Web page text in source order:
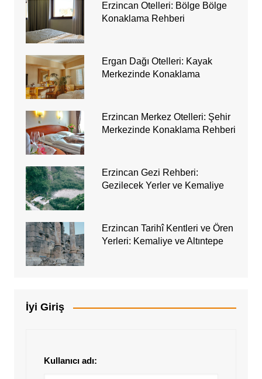
Erzincan Otelleri: Bölge Bölge
Konaklama Rehberi
Ergan Dağı Otelleri: Kayak
Merkezinde Konaklama
Erzincan Merkez Otelleri: Şehir
Merkezinde Konaklama Rehberi
Erzincan Gezi Rehberi:
Gezilecek Yerler ve Kemaliye
Erzincan Tarihî Kentleri ve Ören
Yerleri: Kemaliye ve Altıntepe
İyi Giriş
Kullanıcı adı: